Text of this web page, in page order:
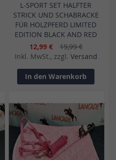
L-SPORT SET HALFTER
STRICK UND SCHABRACKE
FÜR HOLZPFERD LIMITED
EDITION BLACK AND RED
12,99 €
19,99 €
Inkl. MwSt., zzgl. Versand
In den Warenkorb